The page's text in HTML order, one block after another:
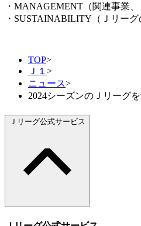
・MANAGEMENT（関連事業
・SUSTAINABILITY（Ｊリーグ
TOP>
Ｊ１ >
ニュース>
2024シーズンのＪリーグ
Ｊリーグ公式サービス